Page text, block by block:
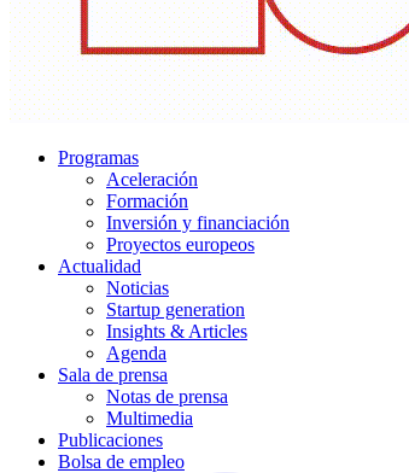
Programas
Aceleración
Formación
Inversión y financiación
Proyectos europeos
Actualidad
Noticias
Startup generation
Insights & Articles
Agenda
Sala de prensa
Notas de prensa
Multimedia
Publicaciones
Bolsa de empleo